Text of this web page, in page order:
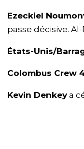
Ezeckiel
passe décisive.
États-Unis/
Colombus Crew
Kevin Denkeya